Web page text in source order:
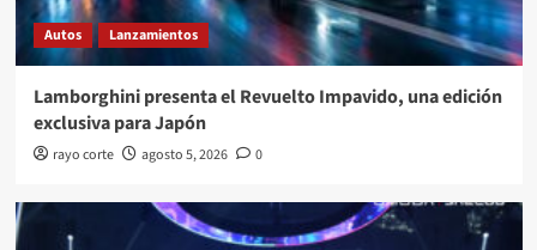
Autos Lanzamientos
Lamborghini presenta el Revuelto Impavido, una edición
exclusiva para Japón
rayo corte agosto 5, 2026 0